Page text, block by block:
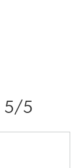
5/5